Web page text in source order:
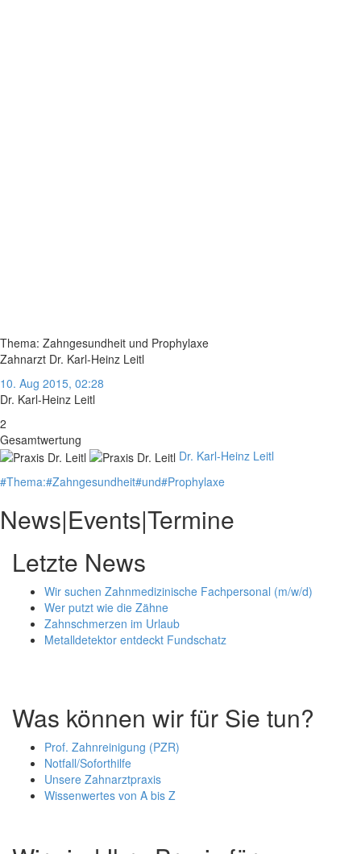
Thema: Zahngesundheit und Prophylaxe
Zahnarzt Dr. Karl-Heinz Leitl
10. Aug 2015, 02:28
Dr. Karl-Heinz Leitl
2
Gesamtwertung
Dr. Karl-Heinz Leitl
#Thema:#Zahngesundheit#und#Prophylaxe
News|Events|Termine
Letzte News
Wir suchen Zahnmedizinische Fachpersonal (m/w/d)
Wer putzt wie die Zähne
Zahnschmerzen im Urlaub
Metalldetektor entdeckt Fundschatz
Was können wir für Sie tun?
Prof. Zahnreinigung (PZR)
Notfall/Soforthilfe
Unsere Zahnarztpraxis
Wissenwertes von A bis Z